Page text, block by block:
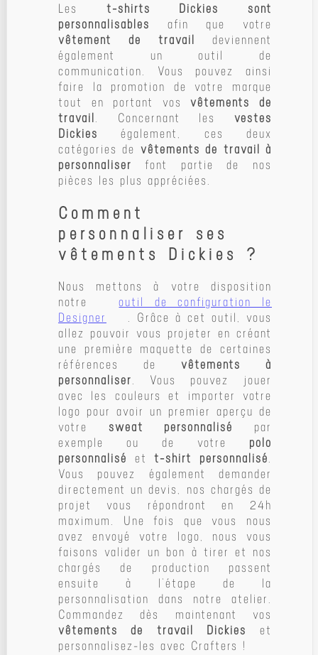
Les t-shirts Dickies sont
personnalisables afin que votre
vêtement de travail deviennent
également un outil de
communication. Vous pouvez ainsi
faire la promotion de votre marque
tout en portant vosvêtements de
travail. Concernant les vestes
Dickies également, ces deux
catégories de vêtements de travail à
personnaliser font partie de nos
pièces les plus appréciées.
Comment
personnaliser ses
vêtements Dickies ?
Nous mettons à votre disposition
notre
outil de configuration le
Designer
. Grâce à cet outil, vous
allez pouvoir vous projeter en créant
une première maquette de certaines
références de vêtements à
personnaliser. Vous pouvez jouer
avec les couleurs et importer votre
logo pour avoir un premier aperçu de
votre sweat personnalisé
par
exemple ou de votre polo
personnalisé ett-shirt personnalisé.
Vous pouvez également demander
directement un devis, nos chargés de
projet vous répondront en 24h
maximum. Une fois que vous nous
avez envoyé votre logo, nous vous
faisons valider un bon à tirer et nos
chargés de production passent
ensuite à l’étape de la
personnalisation dans notre atelier.
Commandez dès maintenant vos
vêtements de travail Dickies
et
personnalisez-les avec Crafters !